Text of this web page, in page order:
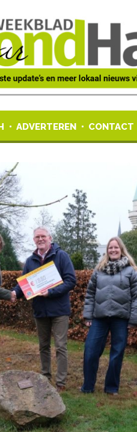
ADVERTEREN CONTACT